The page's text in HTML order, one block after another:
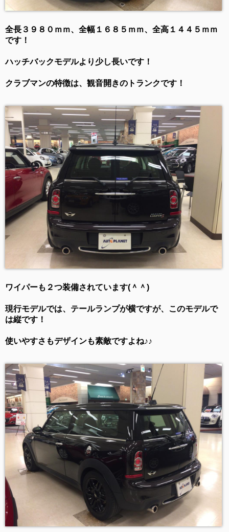
全長３９８０ｍｍ、全幅１６８５ｍｍ、全高１４４５ｍｍ
です！
ハッチバックモデルより少し長いです！
クラブマンの特徴は、観音開きのトランクです！
ワイパーも２つ装備されています(＾＾)
現行モデルでは、テールランプが横ですが、このモデルで
は縦です！
使いやすさもデザインも素敵ですよね♪♪